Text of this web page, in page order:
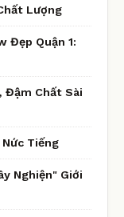
Lượng
Đẹp Quận 1:
Đậm Chất Sài
Tiếng
Nghiện" Giới